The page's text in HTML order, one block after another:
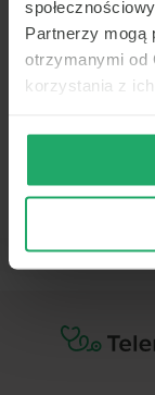
Partnerzy mogą
otrzymanymi od
korzystania z ich
-
-
w